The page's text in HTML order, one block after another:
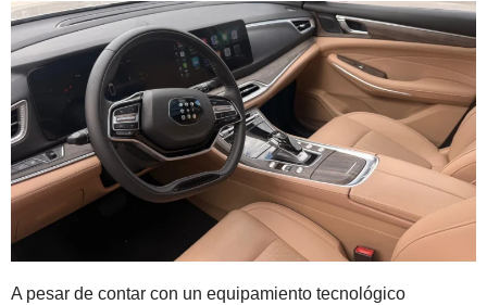
A pesar de contar con un equipamiento tecnológico